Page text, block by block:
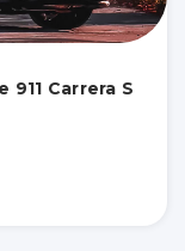
Carrera S